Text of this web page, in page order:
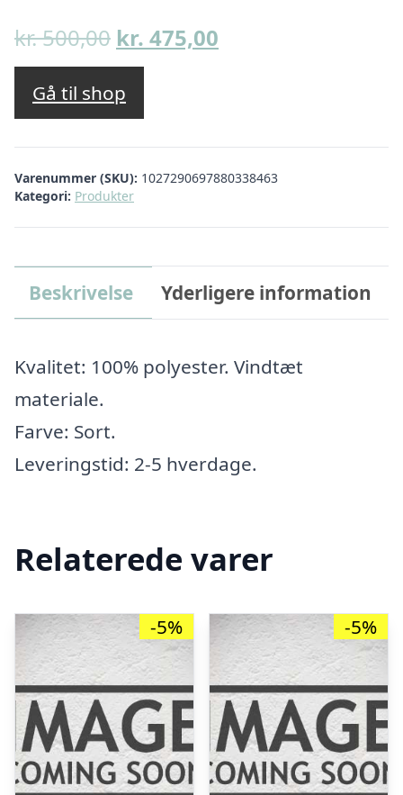
kr.500,00 Den
oprindelige
pris
var:
kr. 500,00.
kr. 475,00
kr. 475,00.
Gå til shop
Varenummer (SKU): 1027290697880338463
Kategori: Produkter
Beskrivelse Yderligere information
Kvalitet: 100% polyester. Vindtæt
materiale.
Farve: Sort.
Leveringstid: 2-5 hverdage.
Relaterede varer
-5% -5%